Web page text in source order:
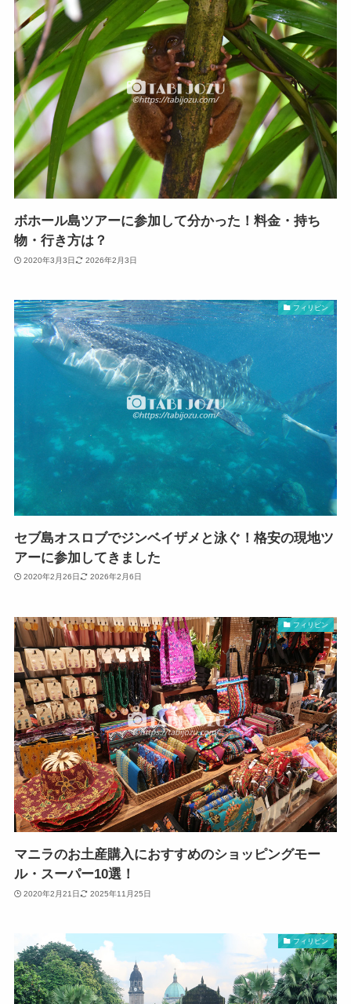
ボホール島ツアーに参加して分かった！料金・持ち
物・行き方は？
2020年3月3日 2026年2月3日
フィリピン
セブ島オスロブでジンベイザメと泳ぐ！格安の現地ツ
アーに参加してきました
2020年2月26日 2026年2月6日
フィリピン
マニラのお土産購入におすすめのショッピングモー
ル・スーパー10選！
2020年2月21日 2025年11月25日
フィリピン